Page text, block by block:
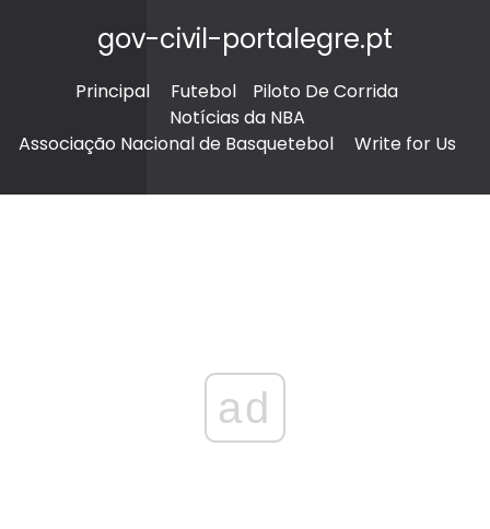
gov-civil-portalegre.pt
Principal Futebol
Piloto De Corrida
Notícias da NBA
Associação Nacional de Basquetebol
Write for Us
ad